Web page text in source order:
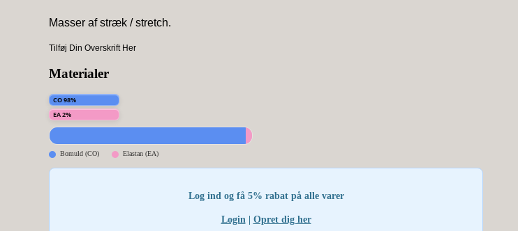
Masser af stræk / stretch.
Tilføj Din Overskrift Her
Materialer
CO 98%
EA 2%
Bomuld (CO) Elastan (EA)
Log ind og få 5% rabat på alle varer
Login| Opret dig her